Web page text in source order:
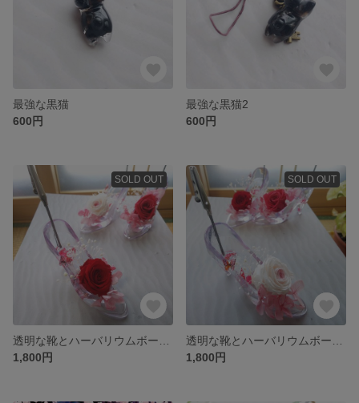
最強な黒猫
600円
最強な黒猫2
600円
SOLD OUT
1,800円
SOLD OUT
1,800円